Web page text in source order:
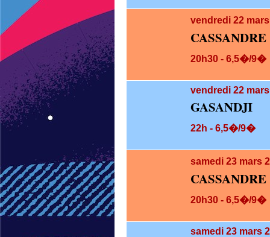
vendredi 22
CASSANDRE
20h30 - 6,5�/9�
vendredi 22
GASANDJI
22h - 6,5�/9�
samedi 23 mars
CASSANDRE
20h30 - 6,5�/9�
samedi 23 mars